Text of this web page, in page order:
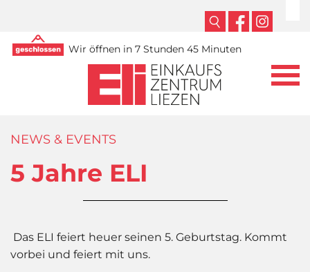
Wir öffnen in 7 Stunden 45 Minuten
NEWS & EVENTS
5 Jahre ELI
Das ELI feiert heuer seinen 5. Geburtstag. Kommt
vorbei und feiert mit uns.